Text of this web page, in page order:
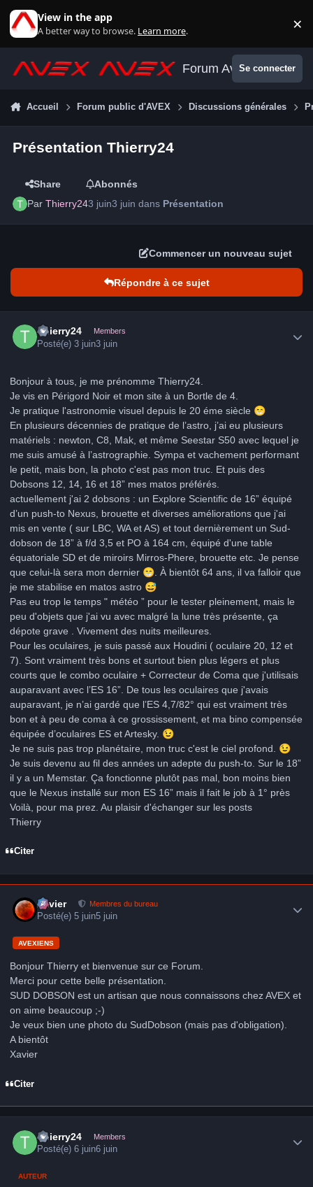
View in the app
A better way to browse. Learn more. ×
Forum AvexSe connecter
Accueil Forum public d'AVEX Discussions générales
Présentation Thierry24
Share
Abonnés
ParThierry243 juin3 juin dans Présentation
Commencer un nouveau sujet
Répondre à ce sujet
Thierry24 Members
Posté(e)3 juin3 juin
Bonjour à tous, je me prénomme Thierry24.
Je vis en Périgord Noir et mon site à un Bortle de 4.
Je pratique l'astronomie visuel depuis le 20 éme siècle 😁
En plusieurs décennies de pratique de l’astro, j’ai eu plusieurs
matériels : newton, C8, Mak, et même Seestar S50 avec lequel je
me suis amusé à l’astrographie. Sympa et vachement performant
le petit, mais bon, la photo c'est pas mon truc. Et puis des
Dobsons 12, 14, 16 et 18” mes matos préférés.
actuellement j'ai 2 dobsons : un Explore Scientific de 16” équipé
d’un push-to Nexus, brouette et diverses améliorations que j'ai
mis en vente ( sur LBC, WA et AS) et tout dernièrement un Sud-
dobson de 18” à f/d 3,5 et PO à 164 cm, équipé d'une table
équatoriale SD et de miroirs Mirros-Phere, brouette etc. Je pense
que celui-là sera mon dernier 😁 . À bientôt 64 ans, il va falloir que
je me stabilise en matos astro 😅
Pas eu trop le temps " météo ” pour le tester pleinement, mais le
peu d'objets que j'ai vu avec malgré la lune très présente, ça
dépote grave . Vivement des nuits meilleures.
Pour les oculaires, je suis passé aux Houdini ( oculaire 20, 12 et
7). Sont vraiment très bons et surtout bien plus légers et plus
courts que le combo oculaire + Correcteur de Coma que j'utilisais
auparavant avec l’ES 16”. De tous les oculaires que j'avais
auparavant, je n’ai gardé que l’ES 4,7/82° qui est vraiment très
bon et à peu de coma à ce grossissement, et ma bino compensée
équipée d’oculaires ES et Artesky. 😉
Je ne suis pas trop planétaire, mon truc c'est le ciel profond. 😉
Je suis devenu au fil des années un adepte du push-to. Sur le 18”
il y a un Memstar. Ça fonctionne plutôt pas mal, bon moins bien
que le Nexus installé sur mon ES 16” mais il fait le job à 1° près
Voilà, pour ma prez. Au plaisir d'échanger sur les posts
Thierry
Citer
Xavier Membres du bureau
Posté(e)5 juin5 juin
AVEXIENS
Bonjour Thierry et bienvenue sur ce Forum.
Merci pour cette belle présentation.
SUD DOBSON est un artisan que nous connaissons chez AVEX et
on aime beaucoup ;-)
Je veux bien une photo du SudDobson (mais pas d'obligation).
A bientôt
Xavier
Citer
Thierry24 Members
Posté(e)6 juin6 juin
AUTEUR